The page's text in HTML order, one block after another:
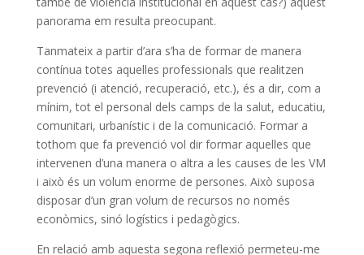
panorama em resulta preocupant.
Tanmateix a partir d’ara s’ha de formar de manera
contínua totes aquelles professionals que realitzen
prevenció (i atenció, recuperació, etc.), és a dir, com a
mínim, tot el personal dels camps de la salut, educatiu,
comunitari, urbanístic i de la comunicació. Formar a
tothom que fa prevenció vol dir formar aquelles que
intervenen d’una manera o altra a les causes de les VM
i això és un volum enorme de persones. Això suposa
disposar d’un gran volum de recursos no només
econòmics, sinó logístics i pedagògics.
En relació amb aquesta segona reflexió permeteu-me